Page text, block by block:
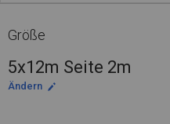
Größe
5x12m Seite 2m
Ändern